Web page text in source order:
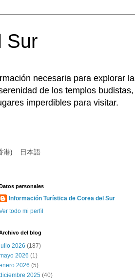
Sur
necesaria para explorar la
de los templos budistas,
imperdibles para visitar.
港) 日本語
personales
Información Turística de Corea del Sur
todo mi perfil
del blog
2026 (187)
2026 (1)
2026 (5)
2025 (40)